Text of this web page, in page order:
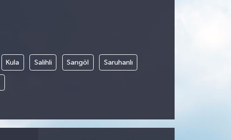
Kula Salihli Sarıgöl Saruhanlı